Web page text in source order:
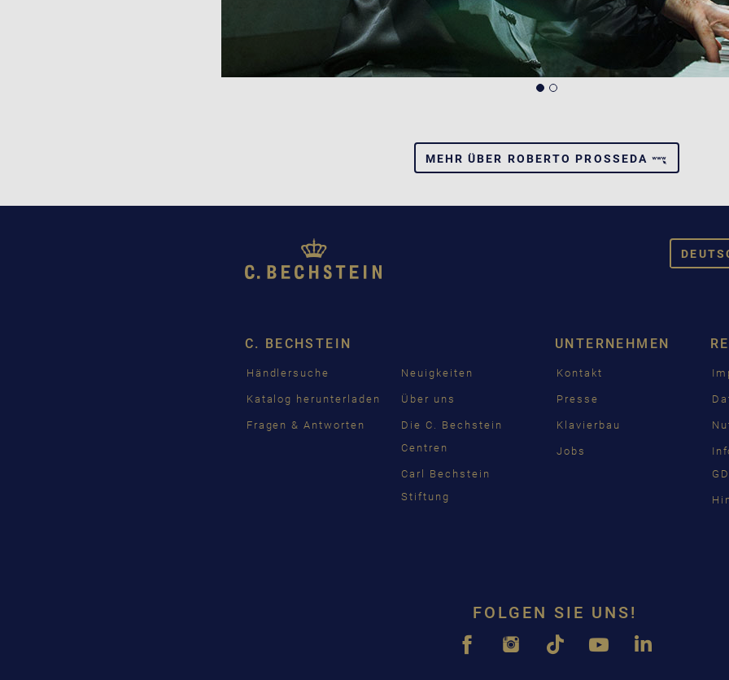
MEHR ÜBER ROBERTO PROSSEDA
中国
C. BECHSTEIN
Händlersuche
Katalog herunterladen
Fragen & Antworten
Neuigkeiten
Über uns
Die C. Bechstein
Centren
Carl Bechstein
Stiftung
UNTERNEHMEN
Kontakt
Presse
Klavierbau
Jobs
FOLGEN SIE UNS!